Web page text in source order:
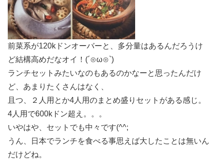
前菜系が120kドンオーバーと、多分量はあるんだろうけ
ど結構高めだなオイ！(´⊙ω⊙`)
ランチセットみたいなのもあるのかなーと思ったんだけ
ど、あまりたくさんはなく、
且つ、２人用とか4人用のまとめ盛りセットがある感じ。
4人用で600kドン超え。。。
いやはや、セットでも中々です(^^;
うん、日本でランチを食べる事思えば大したことは無いん
だけどね。